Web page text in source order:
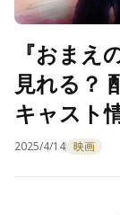
『おまえ
見れる？
キャスト
2025/4/14 映画